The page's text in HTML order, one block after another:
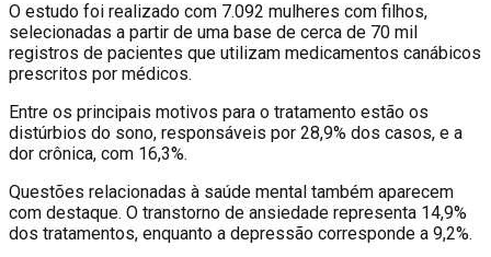
O estudo foi realizado com 7.092 mulheres com filhos,
selecionadas a partir de uma base de cerca de 70 mil
registros de pacientes que utilizam medicamentos canábicos
prescritos por médicos.
Entre os principais motivos para o tratamento estão os
distúrbios do sono, responsáveis por 28,9% dos casos, e a
dor crônica, com 16,3%.
Questões relacionadas à saúde mental também aparecem
com destaque. O transtorno de ansiedade representa 14,9%
dos tratamentos, enquanto a depressão corresponde a 9,2%.